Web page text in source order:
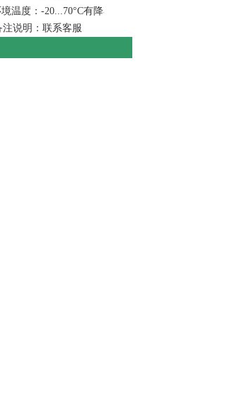
温度：-20...70°C有降容-20...60°C不降容符合
注说明：联系客服